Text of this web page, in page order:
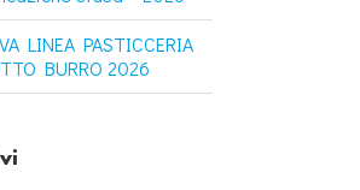
LINEA PASTICCERIA
BURRO 2026